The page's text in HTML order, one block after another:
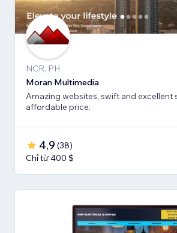
NCR, PH
Moran Multimedia
Amazing websites, swift and excellent
affordable price.
4,9 (38)
Chỉ từ 400 $